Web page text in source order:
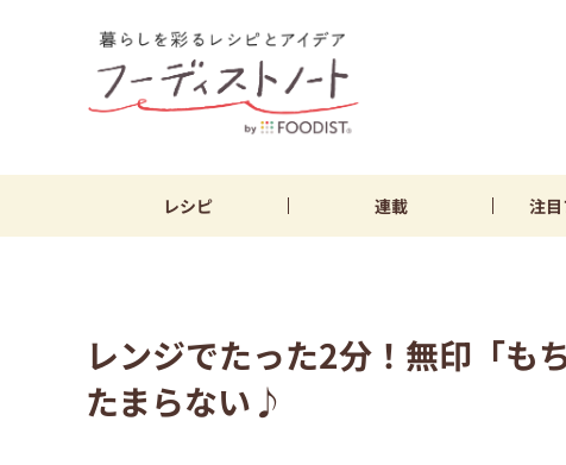
レシピ 連載 注目
レンジでたった2分！無印「も
たまらない♪